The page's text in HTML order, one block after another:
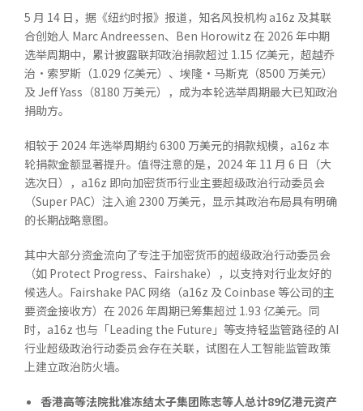
5 月 14 日，据《纽约时报》报道，知名风投机构 a16z 及其联
合创始人 Marc Andreessen、Ben Horowitz 在 2026 年中期
选举周期中，累计披露联邦政治捐款超过 1.15 亿美元，超越乔
治·索罗斯（1.029 亿美元）、埃隆·马斯克（8500 万美元）
及 Jeff Yass（8180 万美元），成为本轮选举周期最大已知政治
捐助方。
相较于 2024 年选举周期约 6300 万美元的捐款规模，a16z 本
轮捐款金额显著提升。值得注意的是，2024 年 11 月 6 日（大
选次日），a16z 即向加密货币行业主要超级政治行动委员会
（Super PAC）注入逾 2300 万美元，显示其政治布局具有明确
的长期战略意图。
其中大部分资金流向了专注于加密货币的超级政治行动委员会
（如 Protect Progress、Fairshake），以支持对行业友好的
候选人。Fairshake PAC 网络（a16z 及 Coinbase 等公司的主
要资金接收方）在 2026 年周期已筹集超过 1.93 亿美元。同
时，a16z 也与「Leading the Future」等支持轻监管路径的 AI
行业超级政治行动委员会存在关联，试图在人工智能监管政策
上建立政治防火墙。
香港高等法院批准冻结太子集团陈志等人总计89亿港元资产